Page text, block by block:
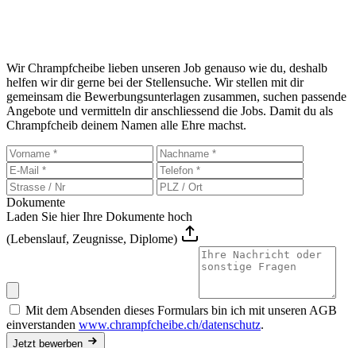
Wir Chrampfcheibe lieben unseren Job genauso wie du, deshalb
helfen wir dir gerne bei der Stellensuche. Wir stellen mit dir
gemeinsam die Bewerbungsunterlagen zusammen, suchen passende
Angebote und vermitteln dir anschliessend die Jobs. Damit du als
Chrampfcheib deinem Namen alle Ehre machst.
Dokumente
Laden Sie hier Ihre Dokumente hoch
(Lebenslauf, Zeugnisse, Diplome)
Mit dem Absenden dieses Formulars bin ich mit unseren AGB
einverstanden www.chrampfcheibe.ch/datenschutz.
Jetzt bewerben